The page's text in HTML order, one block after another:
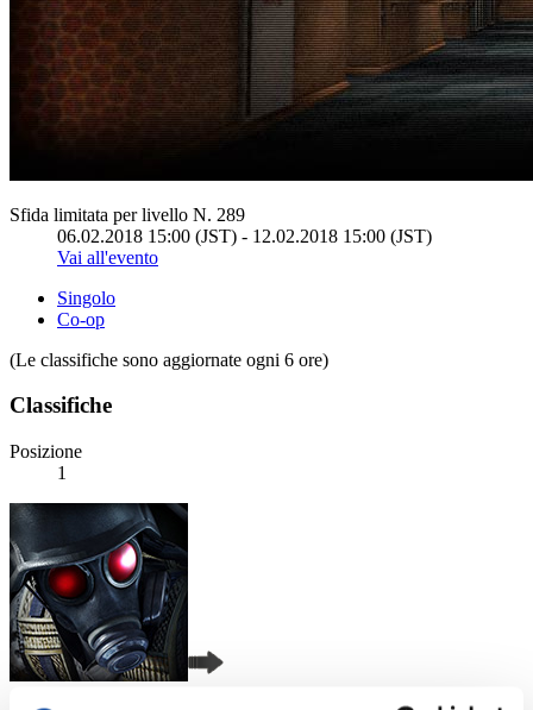
Sfida limitata per livello N. 289
06.02.2018 15:00 (JST) - 12.02.2018 15:00 (JST)
Vai all'evento
Singolo
Co-op
(Le classifiche sono aggiornate ogni 6 ore)
Classifiche
Posizione
1